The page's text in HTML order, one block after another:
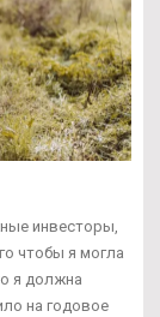
инвесторы,
чтобы я могла
я должна
на годовое